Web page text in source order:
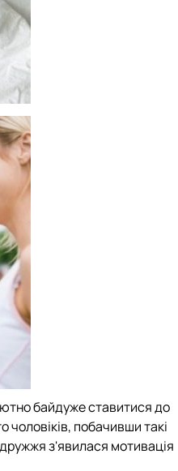
байдуже ставитися до
чоловіків, побачивши такі
з'явилася мотивація